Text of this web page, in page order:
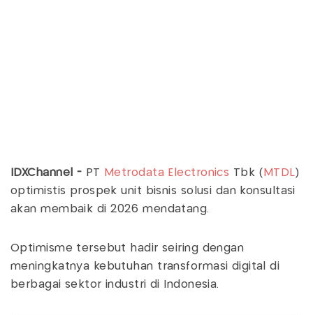
IDXChannel - PT Metrodata Electronics Tbk ( MTDL)
optimistis prospek unit bisnis solusi dan konsultasi
akan membaik di 2026 mendatang.
Optimisme tersebut hadir seiring dengan
meningkatnya kebutuhan transformasi digital di
berbagai sektor industri di Indonesia.